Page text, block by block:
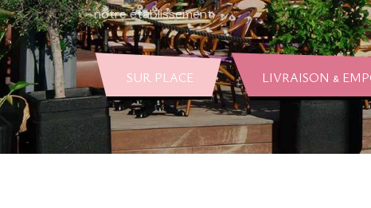
notre établissement.
SUR PLACE LIVRAISON &